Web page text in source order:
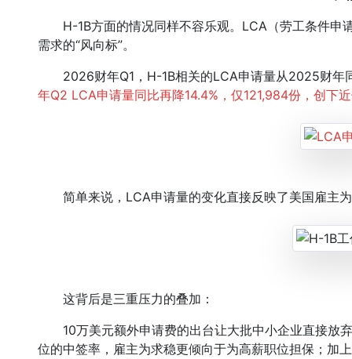
H-1B方面的情况同样不容乐观。LCA（劳工条件申
需求的“风向标”。
2026财年Q1，H-1B相关的LCA申请量从2025财年
年Q2 LCA申请量同比再降14.4%，仅121,984份，创下
简单来说，LCA申请量的变化直接反映了美国雇主
这背后是三重压力的叠加：
10万美元额外申请费的出台让大批中小企业直接放弃
位的中签率，雇主为求稳更倾向于为高薪职位担保；加